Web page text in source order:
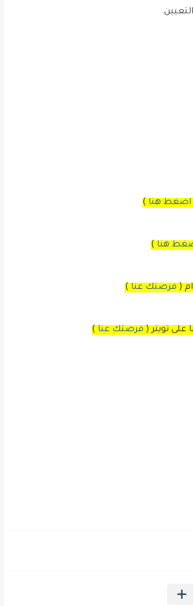
اضغط هنا )
هنا )
( فرصتك عنا )
على تويتر( فرصتك عنا )